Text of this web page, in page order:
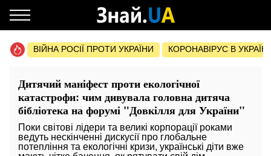
ВІЙНА РОСІЇ ПРОТИ УКРАЇНИ КОРОНАВІРУС В УКРАЇНІ
Дитячий маніфест проти екологічної
катастрофи: чим дивувала головна дитяча
бібліотека на форумі "Довкілля для України"
Поки світові лідери та великі корпорації роками
ведуть нескінченні дискусії про глобальне
потепління та екологічні кризи, українські діти вже